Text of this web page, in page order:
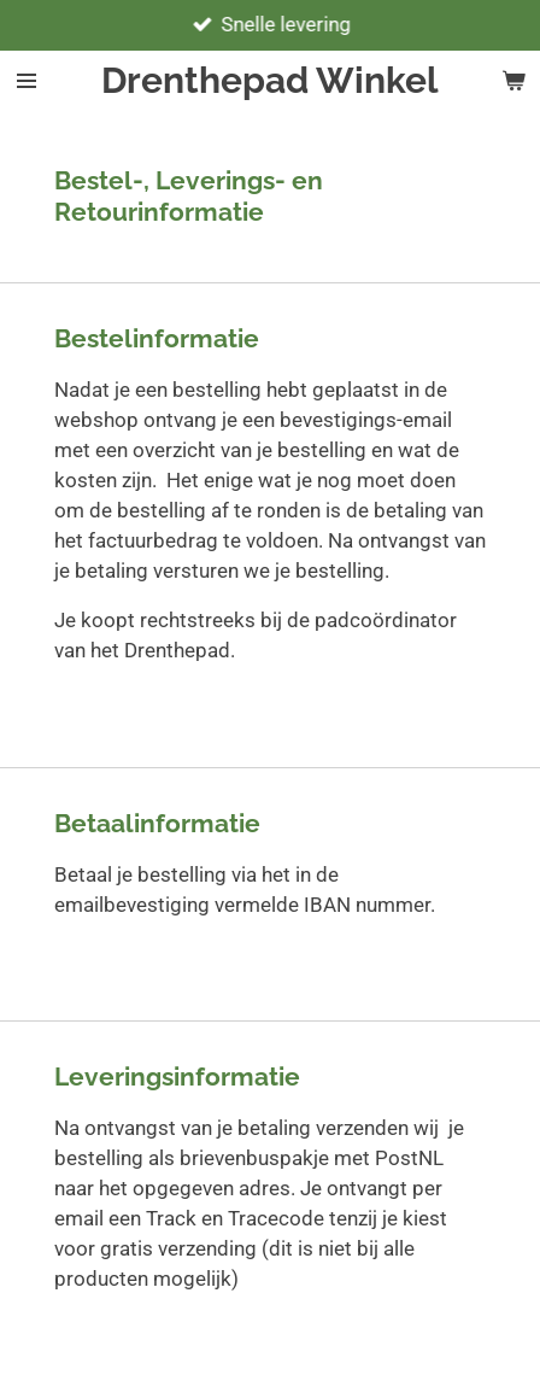
direct
naar
Drenthepad Winkel
Snelle levering
Bestel-, Leverings- en
Retourinformatie
Bestelinformatie
Nadat je een bestelling hebt geplaatst in de
webshop ontvang je een bevestigings-email
met een overzicht van je bestelling en wat de
kosten zijn. Het enige wat je nog moet doen
om de bestelling af te ronden is de betaling van
het factuurbedrag te voldoen. Na ontvangst van
je betaling versturen we je bestelling.
Je koopt rechtstreeks bij de padcoördinator
van het Drenthepad.
Betaalinformatie
Betaal je bestelling via het in de
emailbevestiging vermelde IBAN nummer.
Leveringsinformatie
Na ontvangst van je betaling verzenden wij je
bestelling als brievenbuspakje met PostNL
naar het opgegeven adres. Je ontvangt per
email een Track en Tracecode tenzij je kiest
voor gratis verzending (dit is niet bij alle
producten mogelijk)